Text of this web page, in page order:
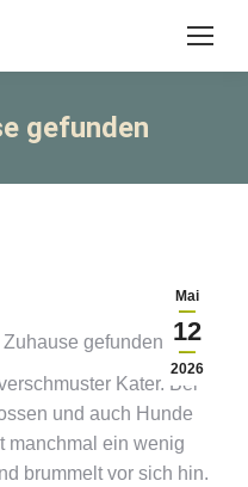
gefunden
Mai
12
2026
gefunden
Kater. Bei
und auch Hunde
manchmal ein wenig
brummelt vor sich hin.